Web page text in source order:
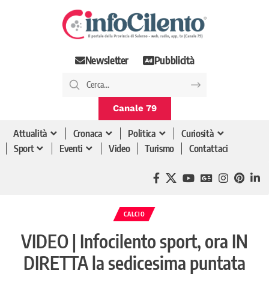
Newsletter Pubblicità
Canale 79
Attualità Cronaca Politica
Curiosità
Sport
Eventi Video Turismo Contattaci
CALCIO
VIDEO | Infocilento sport, ora IN
DIRETTA la sedicesima puntata